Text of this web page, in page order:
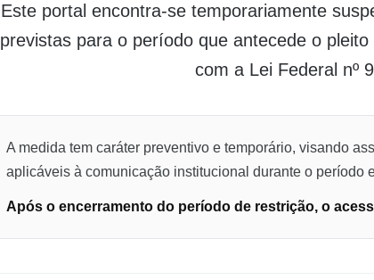
Este portal encontra-se temporariamente
previstas para o período que antecede o
com a Lei Federal nº
A medida tem caráter preventivo e temporário, visando
aplicáveis à comunicação institucional durante o período
Após o encerramento do período de restrição, o